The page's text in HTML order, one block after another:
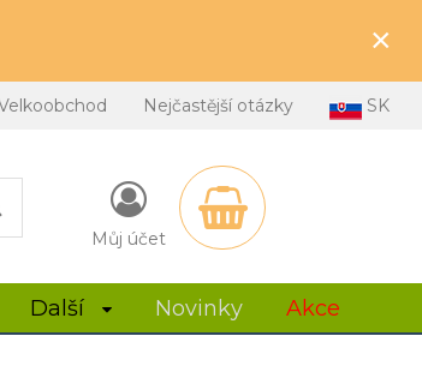
×
Nejčastější otázky SK
Můj účet
Další Novinky Akce